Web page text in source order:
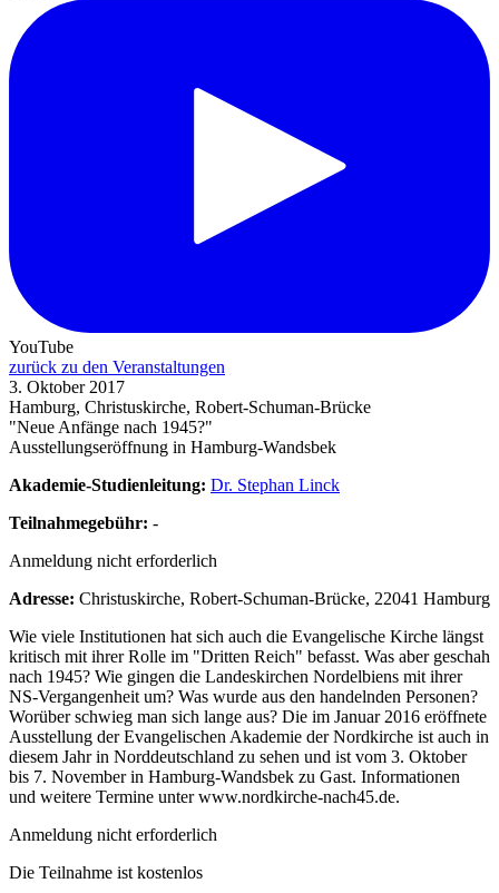
YouTube
zurück zu den Veranstaltungen
3. Oktober 2017
Hamburg, Christuskirche, Robert-Schuman-Brücke
"Neue Anfänge nach 1945?"
Ausstellungseröffnung in Hamburg-Wandsbek
Akademie-Studienleitung: Dr. Stephan Linck
Teilnahmegebühr: -
Anmeldung nicht erforderlich
Adresse: Christuskirche, Robert-Schuman-Brücke, 22041 Hamburg
Wie viele Institutionen hat sich auch die Evangelische Kirche längst
kritisch mit ihrer Rolle im "Dritten Reich" befasst. Was aber geschah
nach 1945? Wie gingen die Landeskirchen Nordelbiens mit ihrer
NS-Vergangenheit um? Was wurde aus den handelnden Personen?
Worüber schwieg man sich lange aus? Die im Januar 2016 eröffnete
Ausstellung der Evangelischen Akademie der Nordkirche ist auch in
diesem Jahr in Norddeutschland zu sehen und ist vom 3. Oktober
bis 7. November in Hamburg-Wandsbek zu Gast. Informationen
und weitere Termine unter www.nordkirche-nach45.de.
Anmeldung nicht erforderlich
Die Teilnahme ist kostenlos